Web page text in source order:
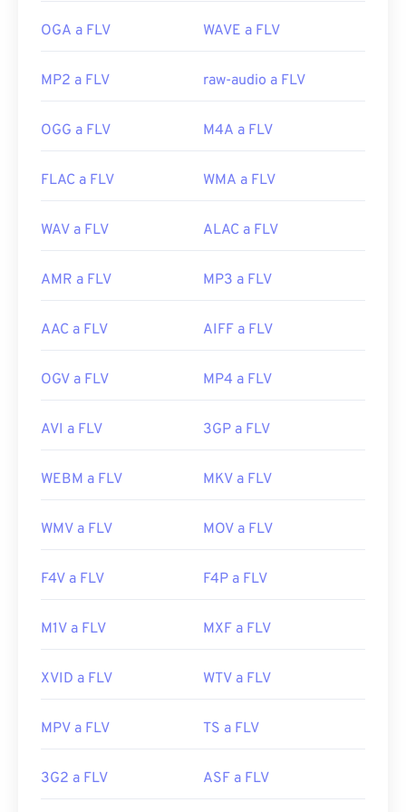
Lanzamiento inicial:
2003
https://www.lifewire.com/archivo-flv
OGA a FLV WAVE a FLV
MP2 a FLV raw-audio a FLV
OGG a FLV M4A a FLV
FLAC a FLV WMA a FLV
WAV a FLV ALAC a FLV
AMR a FLV MP3 a FLV
AAC a FLV AIFF a FLV
OGV a FLV MP4 a FLV
AVI a FLV 3GP a FLV
WEBM a FLV MKV a FLV
WMV a FLV MOV a FLV
F4V a FLV F4P a FLV
M1V a FLV MXF a FLV
XVID a FLV WTV a FLV
MPV a FLV TS a FLV
3G2 a FLV ASF a FLV